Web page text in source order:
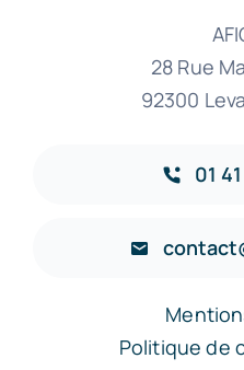
28 Rue
92300
01
Politique de